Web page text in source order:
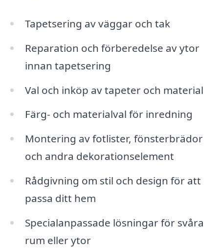
Tapetsering av väggar och tak
Reparation och förberedelse av ytor
innan tapetsering
Val och inköp av tapeter och material
Färg- och materialval för inredning
Montering av fotlister, fönsterbrädor
och andra dekorationselement
Rådgivning om stil och design för att
passa ditt hem
Specialanpassade lösningar för svåra
rum eller ytor